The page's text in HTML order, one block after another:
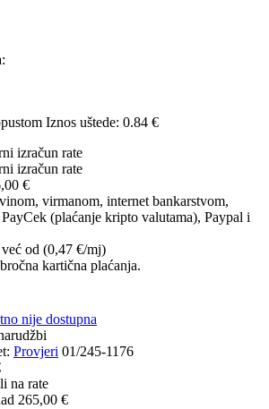
Iznos uštede: 0.84 €
izračun rate
izračun rate
€
virmanom, internet bankarstvom,
(plaćanje kripto valutama), Paypal i
već od (0,47 €/mj)
kartična plaćanja.
nije dostupna
Provjeri 01/245-1176
na rate
265,00 €